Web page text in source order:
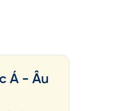
Á - Âu